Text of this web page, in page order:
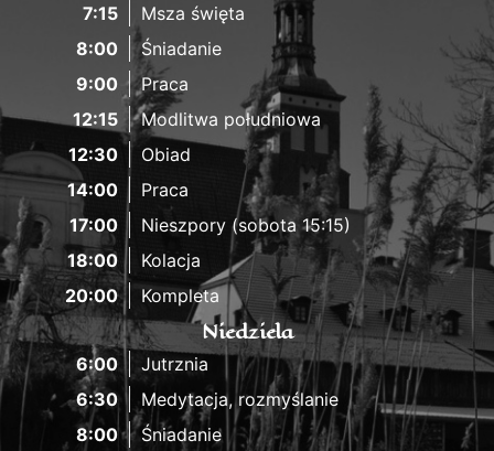
7:15
Msza święta
8:00
Śniadanie
9:00
Praca
12:15
Modlitwa południowa
12:30
Obiad
14:00
Praca
17:00
Nieszpory (sobota 15:15)
18:00
Kolacja
20:00
Kompleta
Niedziela
6:00
Jutrznia
6:30
Medytacja, rozmyślanie
8:00
Śniadanie